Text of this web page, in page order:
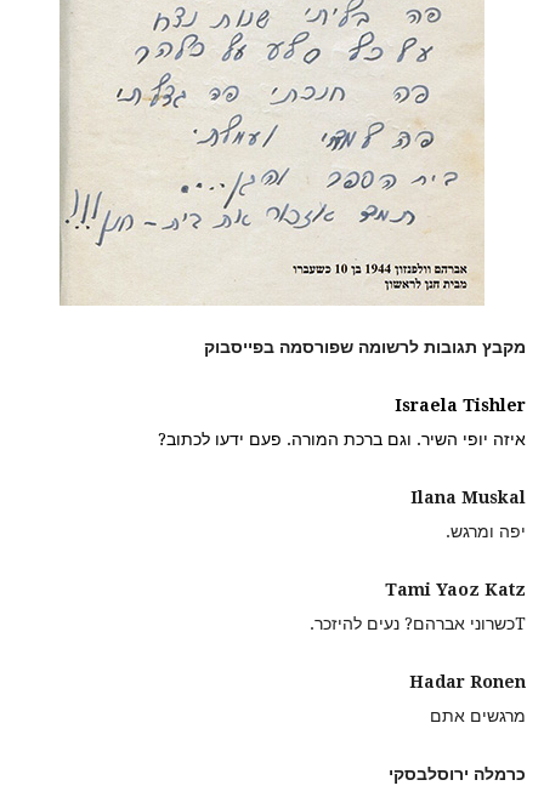
מקבץ תגובות לרשומה שפורסמה בפייסבוק
Israela Tishler
איזה יופי השיר. וגם ברכת המורה. פעם ידעו לכתוב?
Ilana Muskal
יפה ומרגש.
Tami Yaoz Katz
Tכשרוני אברהם? נעים להיזכר.
Hadar Ronen
מרגשים אתם
כרמלה ירוסלבסקי